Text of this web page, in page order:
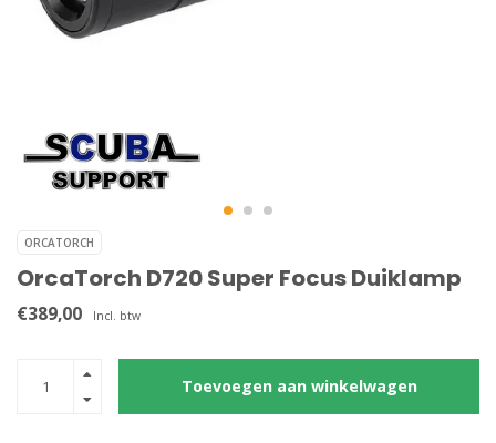
ORCATORCH
OrcaTorch D720 Super Focus Duiklamp
€389,00 Incl. btw
Toevoegen aan winkelwagen